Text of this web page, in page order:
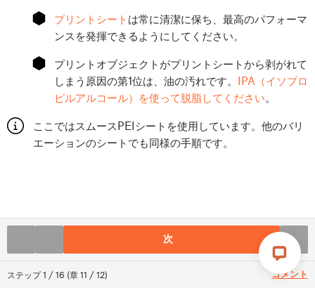
ステップ1 /16 (章11 /12) コメント
⬢ プリントシート は常に清潔に保ち、最高のパフォーマ
ンスを発揮できるようにしてください。
⬢
プリントオブジェクトがプリントシートから剥がれて
しまう原因の第1位は、油の汚れです。 IPA（イソプロ
ピルアルコール）を使って脱脂してください。
ここではスムースPEIシートを使用しています。他のバリ
エーションのシートでも同様の手順です。
次